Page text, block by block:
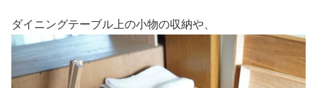
ダイニングテーブル上の小物の収納や、